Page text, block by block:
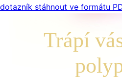
dotazník stáhnout ve formátu
Trápí